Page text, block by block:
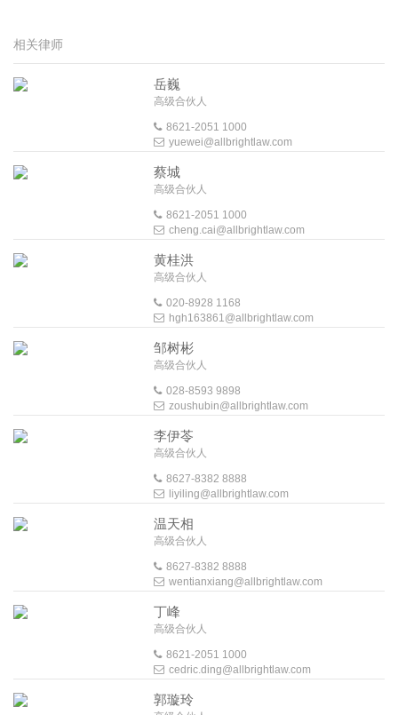
相关律师
岳巍
高级合伙人
8621-2051 1000
yuewei@allbrightlaw.com
蔡城
高级合伙人
8621-2051 1000
cheng.cai@allbrightlaw.com
黄桂洪
高级合伙人
020-8928 1168
hgh163861@allbrightlaw.com
邹树彬
高级合伙人
028-8593 9898
zoushubin@allbrightlaw.com
李伊苓
高级合伙人
8627-8382 8888
liyiling@allbrightlaw.com
温天相
高级合伙人
8627-8382 8888
wentianxiang@allbrightlaw.com
丁峰
高级合伙人
8621-2051 1000
cedric.ding@allbrightlaw.com
郭璇玲